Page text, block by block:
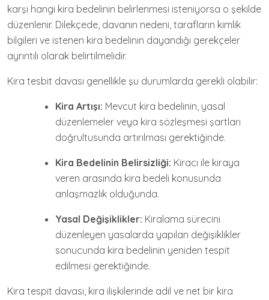
karşı hangi kira bedelinin belirlenmesi isteniyorsa o şekilde
düzenlenir. Dilekçede, davanın nedeni, tarafların kimlik
bilgileri ve istenen kira bedelinin dayandığı gerekçeler
ayrıntılı olarak belirtilmelidir.
Kira tesbit davası genellikle şu durumlarda gerekli olabilir:
Kira Artışı: Mevcut kira bedelinin, yasal
düzenlemeler veya kira sözleşmesi şartları
doğrultusunda artırılması gerektiğinde.
Kira Bedelinin Belirsizliği: Kiracı ile kiraya
veren arasında kira bedeli konusunda
anlaşmazlık olduğunda.
Yasal Değişiklikler: Kiralama sürecini
düzenleyen yasalarda yapılan değişiklikler
sonucunda kira bedelinin yeniden tespit
edilmesi gerektiğinde.
Kira tespit davası, kira ilişkilerinde adil ve net bir kira